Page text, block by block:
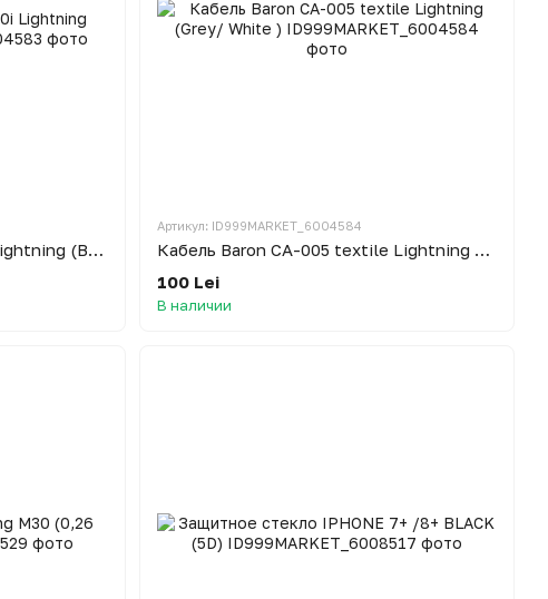
Кабель USB Baron CA-010i Lightning (Black )
Артикул: ID999MARKET_6004584
Кабель Baron CA-005 textile Lightning (Grey/ White )
100 Lei
В наличии